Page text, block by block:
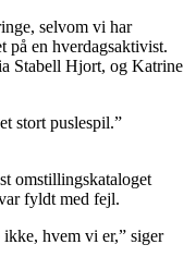
selvom vi har
på en hverdagsaktivist.
Stabell Hjort, og Katrine
stort puslespil.”
omstillingskataloget
fyldt med fejl.
hvem vi er,” siger